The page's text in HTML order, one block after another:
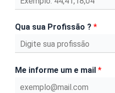
Qua sua Profissão ? *
Me informe um e mail *